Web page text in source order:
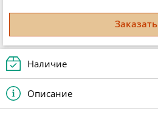
Заказать
Наличие
Описание